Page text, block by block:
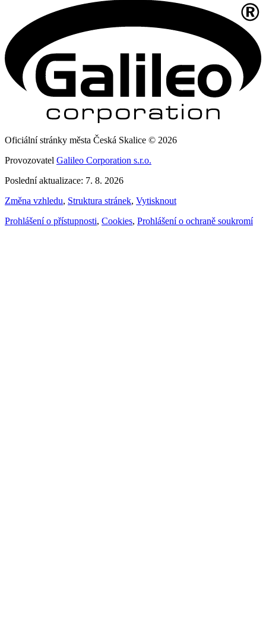
Oficiální stránky města Česká Skalice © 2026
Provozovatel Galileo Corporation s.r.o.
Poslední aktualizace: 7. 8. 2026
Změna vzhledu, Struktura stránek, Vytisknout
Prohlášení o přístupnosti, Cookies, Prohlášení o ochraně soukromí